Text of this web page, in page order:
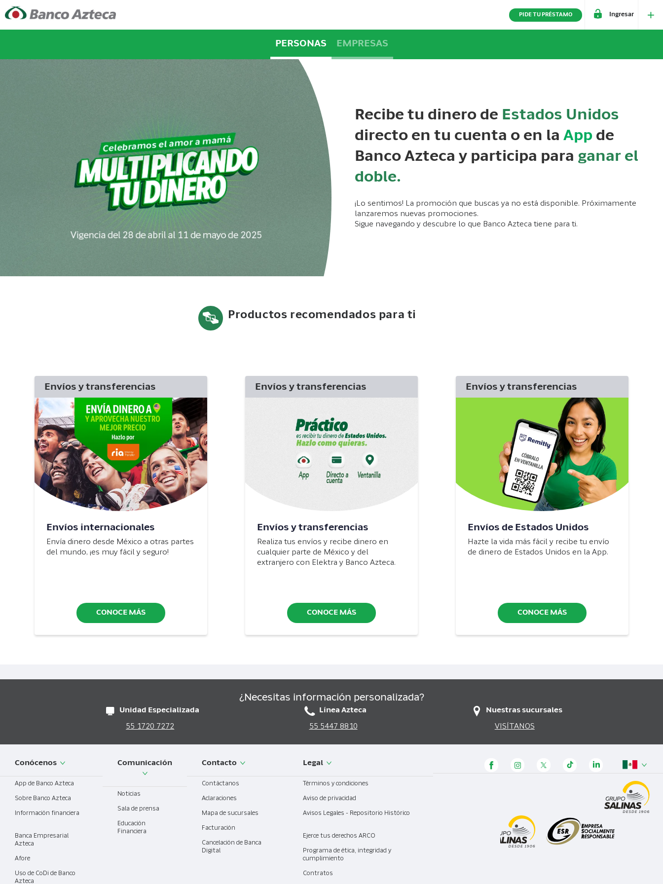
PIDE TU PRÉSTAMO Ingresar
PERSONAS EMPRESAS
Recibe tu dinero de Estados Unidos
directo en tu cuenta o en la App de
Banco Azteca y participa para ganar el
doble.
¡Lo sentimos! La promoción que buscas ya no está disponible. Próximamente
lanzaremos nuevas promociones.
Sigue navegando y descubre lo que Banco Azteca tiene para ti.
Productos recomendados para ti
Envíos y transferencias
Envíos internacionales
Envía dinero desde México a otras partes
del mundo, ¡es muy fácil y seguro!
CONOCE MÁS
Envíos y transferencias
Envíos y transferencias
Realiza tus envíos y recibe dinero en
cualquier parte de México y del
extranjero con Elektra y Banco Azteca.
CONOCE MÁS
Envíos y transferencias
Envíos de Estados Unidos
Hazte la vida más fácil y recibe tu envío
de dinero de Estados Unidos en la App.
CONOCE MÁS
¿Necesitas información personalizada?
Unidad Especializada
55 1720 7272
Línea Azteca
55 5447 8810
Nuestras sucursales
VISÍTANOS
Conócenos
App de Banco Azteca
Sobre Banco Azteca
Información financiera
Banca Empresarial
Azteca
Afore
Uso de CoDi de Banco
Azteca
Comunicación
Noticias
Sala de prensa
Educación
Financiera
Contacto
Contáctanos
Aclaraciones
Mapa de sucursales
Facturación
Cancelación de Banca
Digital
Legal
Términos y condiciones
Aviso de privacidad
Avisos Legales - Repositorio Histórico
Ejerce tus derechos ARCO
Programa de ética, integridad y
cumplimiento
Contratos
Honduras